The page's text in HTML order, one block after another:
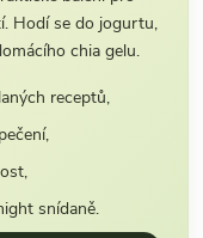
Hodí se do jogurtu,
chia gelu.
receptů,
snídaně.